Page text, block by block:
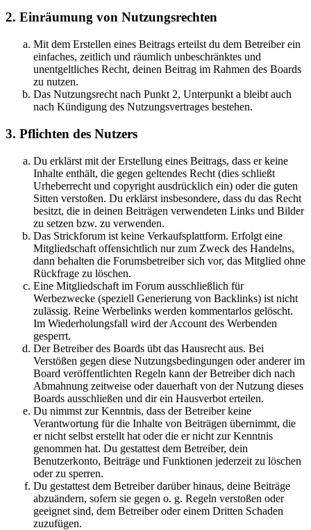
2. Einräumung von Nutzungsrechten
Mit dem Erstellen eines Beitrags erteilst du dem Betreiber ein
einfaches, zeitlich und räumlich unbeschränktes und
unentgeltliches Recht, deinen Beitrag im Rahmen des Boards
zu nutzen.
Das Nutzungsrecht nach Punkt 2, Unterpunkt a bleibt auch
nach Kündigung des Nutzungsvertrages bestehen.
3. Pflichten des Nutzers
Du erklärst mit der Erstellung eines Beitrags, dass er keine
Inhalte enthält, die gegen geltendes Recht (dies schließt
Urheberrecht und copyright ausdrücklich ein) oder die guten
Sitten verstoßen. Du erklärst insbesondere, dass du das Recht
besitzt, die in deinen Beiträgen verwendeten Links und Bilder
zu setzen bzw. zu verwenden.
Das Strickforum ist keine Verkaufsplattform. Erfolgt eine
Mitgliedschaft offensichtlich nur zum Zweck des Handelns,
dann behalten die Forumsbetreiber sich vor, das Mitglied ohne
Rückfrage zu löschen.
Eine Mitgliedschaft im Forum ausschließlich für
Werbezwecke (speziell Generierung von Backlinks) ist nicht
zulässig. Reine Werbelinks werden kommentarlos gelöscht.
Im Wiederholungsfall wird der Account des Werbenden
gesperrt.
Der Betreiber des Boards übt das Hausrecht aus. Bei
Verstößen gegen diese Nutzungsbedingungen oder anderer im
Board veröffentlichten Regeln kann der Betreiber dich nach
Abmahnung zeitweise oder dauerhaft von der Nutzung dieses
Boards ausschließen und dir ein Hausverbot erteilen.
Du nimmst zur Kenntnis, dass der Betreiber keine
Verantwortung für die Inhalte von Beiträgen übernimmt, die
er nicht selbst erstellt hat oder die er nicht zur Kenntnis
genommen hat. Du gestattest dem Betreiber, dein
Benutzerkonto, Beiträge und Funktionen jederzeit zu löschen
oder zu sperren.
Du gestattest dem Betreiber darüber hinaus, deine Beiträge
abzuändern, sofern sie gegen o. g. Regeln verstoßen oder
geeignet sind, dem Betreiber oder einem Dritten Schaden
zuzufügen.